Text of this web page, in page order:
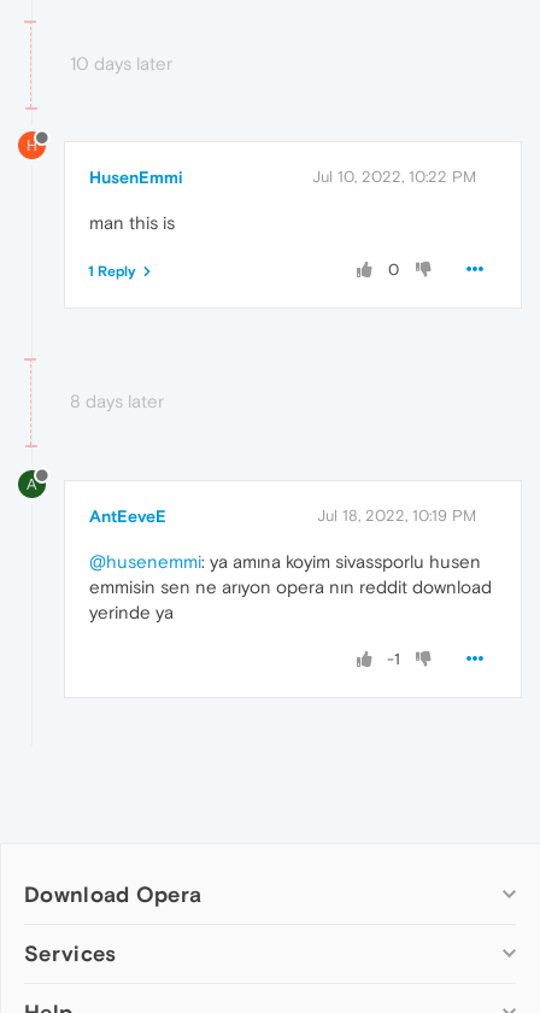
10 days later
H
HusenEmmi Jul 10, 2022, 10:22 PM
man this is
0
1 Reply
8 days later
A
AntEeveE Jul 18, 2022, 10:19 PM
@husenemmi: ya amına koyim sivassporlu husen
emmisin sen ne arıyon opera nın reddit download
yerinde ya
-1
Download Opera
Computer browsers
Services